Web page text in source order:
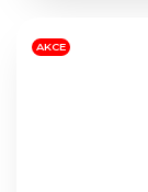
hvězdiček.
AKCE